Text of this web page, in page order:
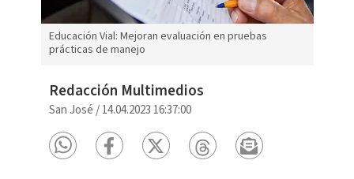
Educación Vial: Mejoran evaluación en pruebas
prácticas de manejo
Redacción Multimedios
San José /14.04.2023 16:37:00